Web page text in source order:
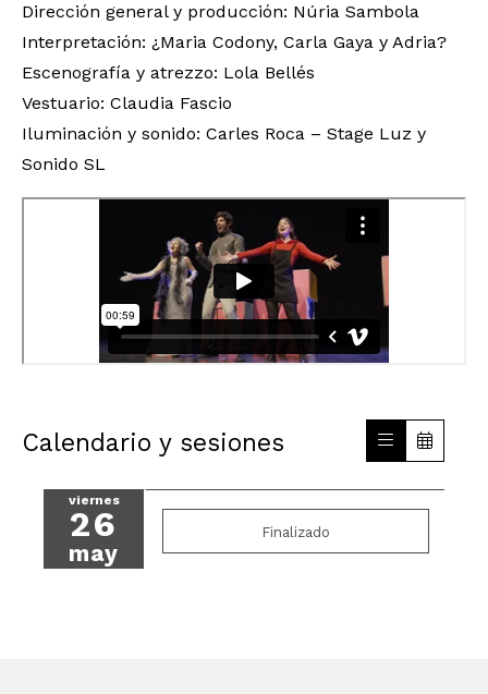
Dirección general y producción: Núria Sambola
Interpretación: ¿Maria Codony, Carla Gaya y Adria?
Escenografía y atrezzo: Lola Bellés
Vestuario: Claudia Fascio
Iluminación y sonido: Carles Roca – Stage Luz y
Sonido SL
Calendario y sesiones
viernes
26
may
Finalizado